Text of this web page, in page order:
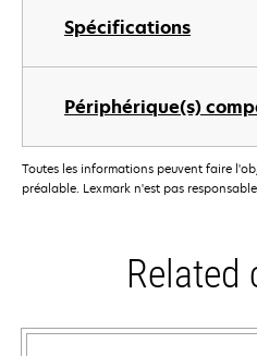
Spécifications
Périphérique(s)
Toutes les informations peuvent faire
préalable. Lexmark n'est pas
Related